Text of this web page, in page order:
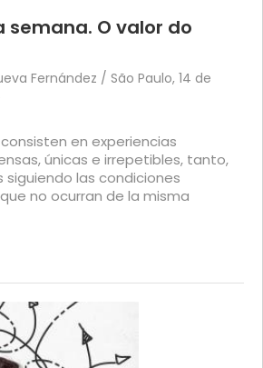
semana. O valor do
Fernández / São Paulo, 14 de
en experiencias
únicas e irrepetibles, tanto,
las condiciones
no ocurran de la misma